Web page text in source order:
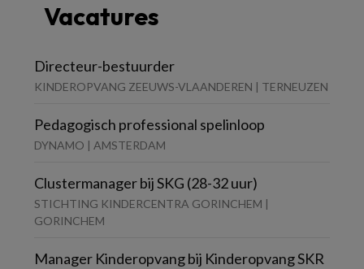
Vacatures
Directeur-bestuurder
KINDEROPVANG ZEEUWS-VLAANDEREN | TERNEUZEN
Pedagogisch professional spelinloop
DYNAMO | AMSTERDAM
Clustermanager bij SKG (28-32 uur)
STICHTING KINDERCENTRA GORINCHEM |
GORINCHEM
Manager Kinderopvang bij Kinderopvang SKR